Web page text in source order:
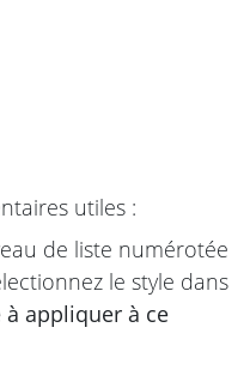
utiles :
de liste numérotée
le style dans
à appliquer à ce